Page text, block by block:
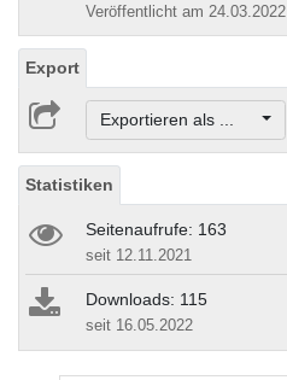
Veröffentlicht am 24.03.2022
Export
Exportieren als ...
Statistiken
Seitenaufrufe: 163
seit 12.11.2021
Downloads: 115
seit 16.05.2022